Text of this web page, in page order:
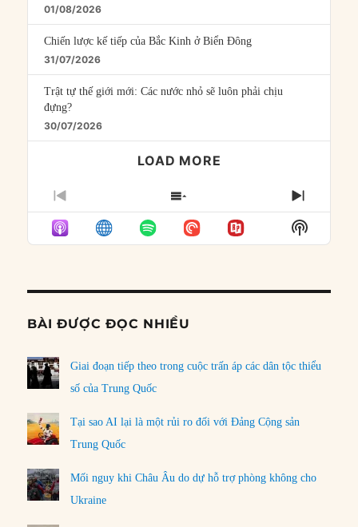
01/08/2026
Chiến lược kế tiếp của Bắc Kinh ở Biển Đông
31/07/2026
Trật tự thế giới mới: Các nước nhỏ sẽ luôn phải chịu
đựng?
30/07/2026
LOAD MORE
PREVIOUS
EPISODE
SHOW
EPISODES
LIST
NEXT
Show
Podcast
BÀI ĐƯỢC ĐỌC NHIỀU
Giai đoạn tiếp theo trong cuộc trấn áp các dân tộc thiểu
số của Trung Quốc
Tại sao AI lại là một rủi ro đối với Đảng Cộng sản
Trung Quốc
Mối nguy khi Châu Âu do dự hỗ trợ phòng không cho
Ukraine